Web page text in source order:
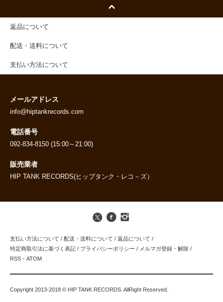
返品について
配送・送料について
支払い方法について
メールアドレス
info@hiptankrecords.com
電話番号
092-834-8150 (15:00～21:00)
販売業者
HIP TANK RECORDS(ヒップタンク・レコ－ズ）
支払い方法について / 配送・送料について / 返品について /
特定商取引法に基づく表記 / プライバシーポリシー / メルマガ登録・解除 /
RSS ・ ATOM
Copyright 2013-2018 © HIP TANK RECORDS. AllRight Reserved.